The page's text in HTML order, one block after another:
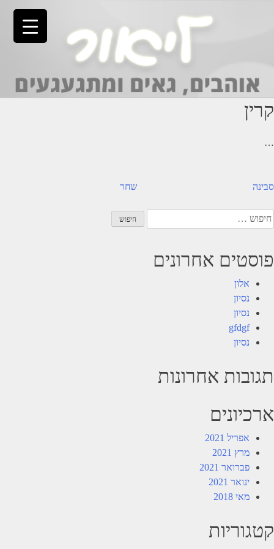
קרין
…
ניווט שחר סבינה
חיפוש:
פוסטים אחרונים
אלון
נסיון
נסיון
gfdgf
נסיון
תגובות אחרונות
ארכיונים
אפריל 2021
מרץ 2021
פברואר 2021
ינואר 2021
מאי 2018
קטגוריות